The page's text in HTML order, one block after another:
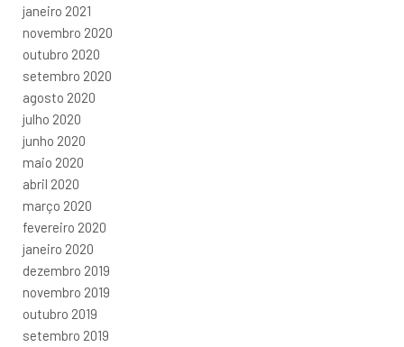
janeiro 2021
novembro 2020
outubro 2020
setembro 2020
agosto 2020
julho 2020
junho 2020
maio 2020
abril 2020
março 2020
fevereiro 2020
janeiro 2020
dezembro 2019
novembro 2019
outubro 2019
setembro 2019